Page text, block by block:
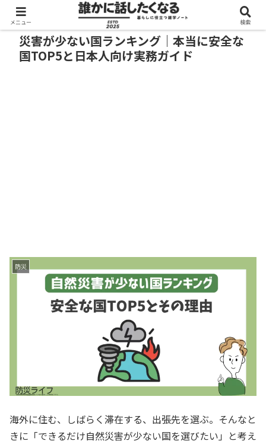
災害が少ない国ランキング｜本当に安全な
国TOP5と日本人向け実務ガイド
防災
海外に住む、しばらく滞在する、出張先を選ぶ。そんなと
きに「できるだけ自然災害が少ない国を選びたい」と考え
メニュー 検索